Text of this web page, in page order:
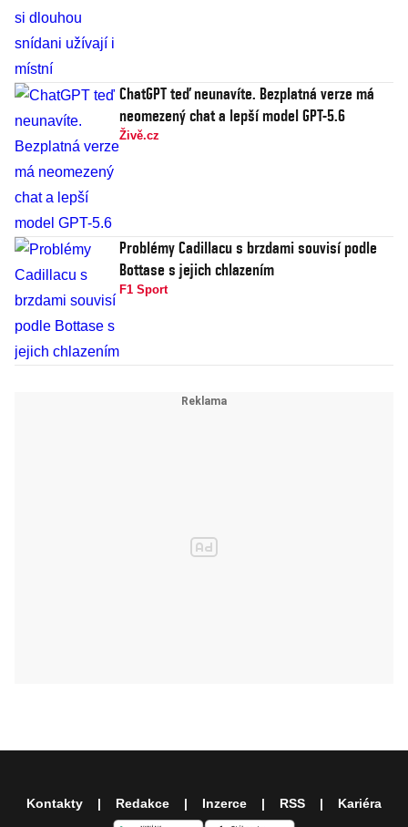
ChatGPT teď neunavíte. Bezplatná verze má
neomezený chat a lepší model GPT-5.6
Živě.cz
Problémy Cadillacu s brzdami souvisí podle
Bottase s jejich chlazením
F1 Sport
Kontakty Redakce Inzerce RSS Kariéra